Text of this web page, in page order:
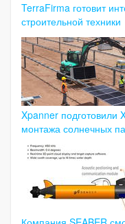
TerraFirma готовит
строительной техники
Xpanner подготовили
монтажа солнечных